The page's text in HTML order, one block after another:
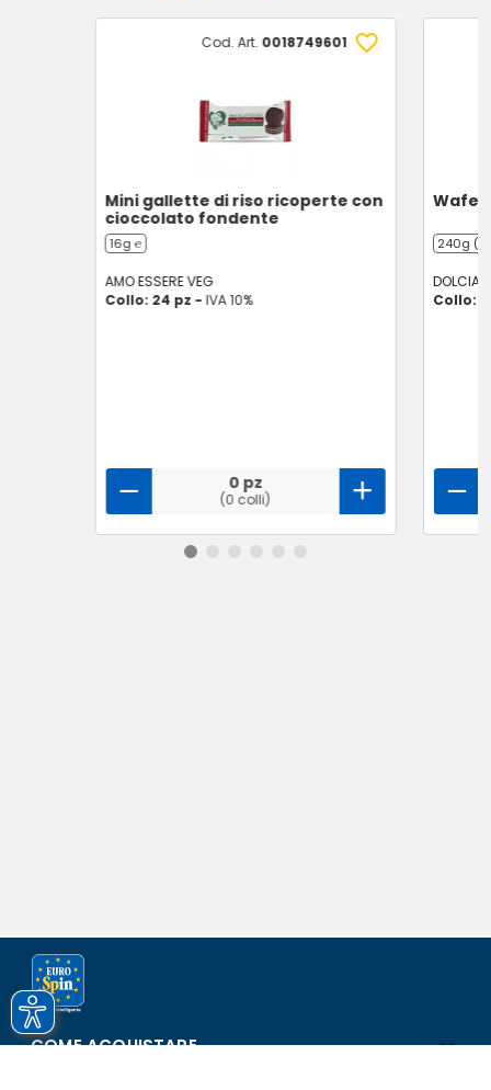
Cod. Art. 0018749601
Mini gallette di riso ricoperte con
cioccolato fondente
16g ℮
AMO ESSERE VEG
Collo: 24 pz - IVA 10%
0 pz
(0 colli)
Wafer
240g (5
Collo:
COME ACQUISTARE